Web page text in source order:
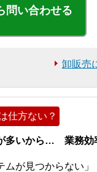
問い合わせる
卸販売
仕方ない？
多いから… 業務効
ムが見つからない